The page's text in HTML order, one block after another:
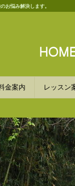
お悩み解決します。
金案内 レッスン